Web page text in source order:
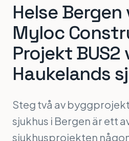
Helse Bergen
Myloc
Projekt BUS2
Haukelands
Steg två av
sjukhus i Bergen är ett
sjukhusprojekten